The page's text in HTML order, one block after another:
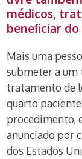
médicos,
beneficiar
Mais uma
submeter a um
tratamento de
quarto
procedimento,
anunciado por
dos Estados